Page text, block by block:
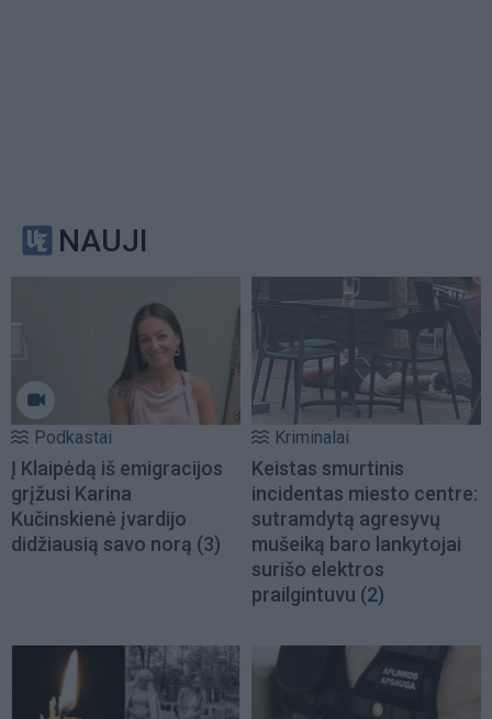
NAUJI
Podkastai
Į Klaipėdą iš emigracijos
grįžusi Karina
Kučinskienė įvardijo
didžiausią savo norą (3)
Kriminalai
Keistas smurtinis
incidentas miesto centre:
sutramdytą agresyvų
mušeiką baro lankytojai
surišo elektros
prailgintuvu (2)